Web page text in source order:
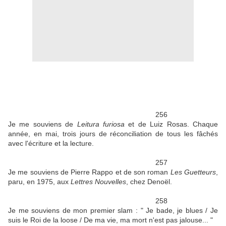
256
Je me souviens de Leitura furiosaet de Luiz Rosas. Chaque
année, en mai, trois jours de réconciliation de tous les fâchés
avec l'écriture et la lecture.
257
Je me souviens de Pierre Rappo et de son roman Les Guetteurs
paru, en 1975, aux Lettres Nouvelles , chez Denoël.
258
Je me souviens de mon premier slam : " Je bade, je blues / Je
suis le Roi de la loose / De ma vie, ma mort n'est pas jalouse... "